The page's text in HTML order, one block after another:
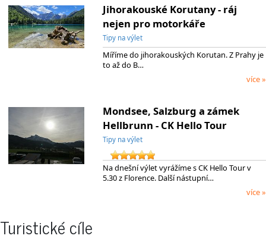
Jihorakouské Korutany - ráj
nejen pro motorkáře
Tipy na výlet
Míříme do jihorakouských Korutan. Z Prahy je
to až do B…
více »
Mondsee, Salzburg a zámek
Hellbrunn - CK Hello Tour
Tipy na výlet
Na dnešní výlet vyrážíme s CK Hello Tour v
5.30 z Florence. Další nástupní…
více »
Turistické cíle